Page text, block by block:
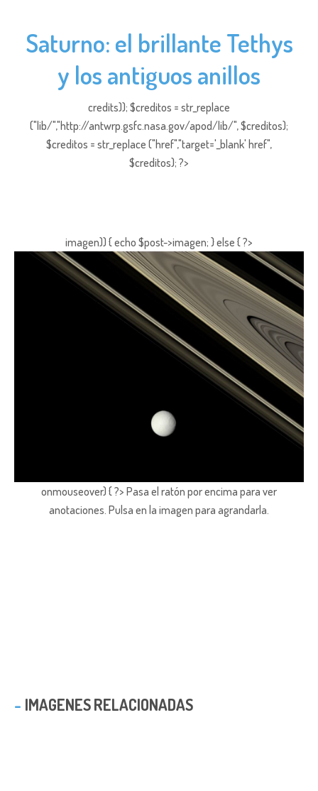
Saturno: el brillante Tethys
y los antiguos anillos
credits)); $creditos = str_replace
("lib/","http://antwrp.gsfc.nasa.gov/apod/lib/", $creditos);
$creditos = str_replace ("href","target='_blank' href",
$creditos); ?>
imagen)) { echo $post->imagen; } else { ?>
onmouseover) { ?> Pasa el ratón por encima para ver
anotaciones. Pulsa en la imagen para agrandarla.
IMAGENES RELACIONADAS